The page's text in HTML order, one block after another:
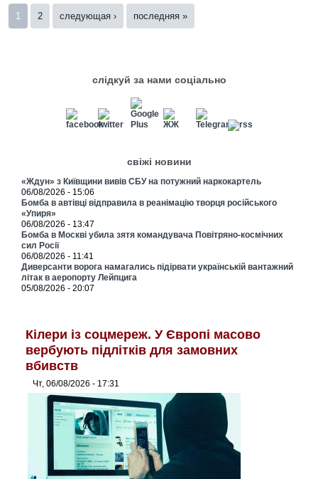
Страницы
1 2 следующая › последняя »
слідкуй за нами соціально
свіжі новини
«Ждун» з Київщини вивів СБУ на потужний наркокартель
06/08/2026 - 15:06
Бомба в автівці відправила в реанімацію творця російського
«Упиря»
06/08/2026 - 13:47
Бомба в Москві убила зятя командувача Повітряно-космічних
сил Росії
06/08/2026 - 11:41
Диверсанти ворога намагались підірвати українській вантажний
літак в аеропорту Лейпцига
05/08/2026 - 20:07
Кілери із соцмереж. У Європі масово
вербують підлітків для замовних
вбивств
Чт, 06/08/2026 - 17:31